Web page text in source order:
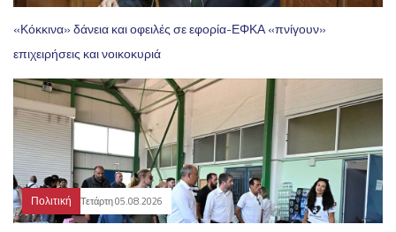
«Κόκκινα» δάνεια και οφειλές σε εφορία-ΕΦΚΑ «πνίγουν»
επιχειρήσεις και νοικοκυριά
Πολιτική Τετάρτη 05.08.2026